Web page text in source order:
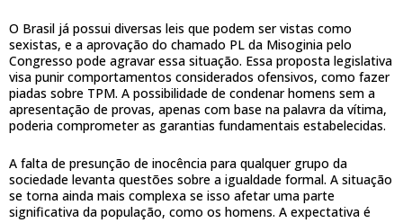
O Brasil já possui diversas leis que podem ser vistas como
sexistas, e a aprovação do chamado PL da Misoginia pelo
Congresso pode agravar essa situação. Essa proposta legislativa
visa punir comportamentos considerados ofensivos, como fazer
piadas sobre TPM. A possibilidade de condenar homens sem a
apresentação de provas, apenas com base na palavra da vítima,
poderia comprometer as garantias fundamentais estabelecidas.
A falta de presunção de inocência para qualquer grupo da
sociedade levanta questões sobre a igualdade formal. A situação
se torna ainda mais complexa se isso afetar uma parte
significativa da população, como os homens. A expectativa é